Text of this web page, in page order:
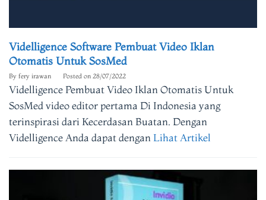
Videlligence Software Pembuat Video Iklan
Otomatis Untuk SosMed
By fery irawan Posted on 28/07/2022
Videlligence Pembuat Video Iklan Otomatis Untuk
SosMed video editor pertama Di Indonesia yang
terinspirasi dari Kecerdasan Buatan. Dengan
Videlligence Anda dapat dengan Lihat Artikel